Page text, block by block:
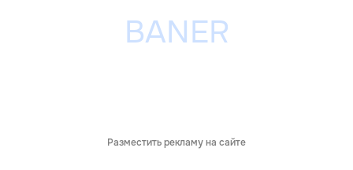
Разместить рекламу на сайте